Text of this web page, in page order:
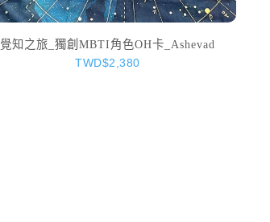
覺知之旅_獨創MBTI角色OH卡_Ashevad
TWD$2,380